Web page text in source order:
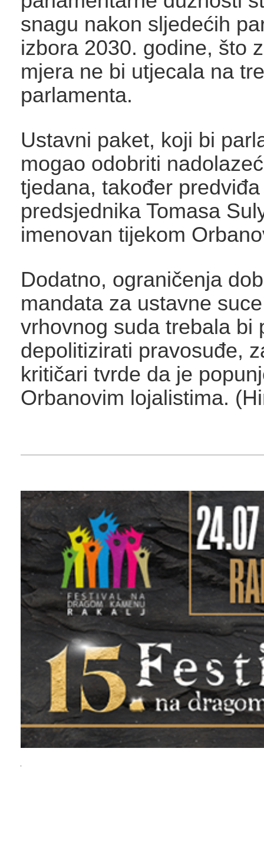
snagu nakon sljedećih
izbora 2030. godine, što
mjera ne bi utjecala na
parlamenta.
Ustavni paket, koji bi
mogao odobriti
tjedana, također
predsjednika Tomasa
imenovan tijekom
Dodatno, ograničenja
mandata za ustavne
vrhovnog suda trebala bi
depolitizirati pravosuđe,
kritičari tvrde da je
Orbanovim lojalistima.